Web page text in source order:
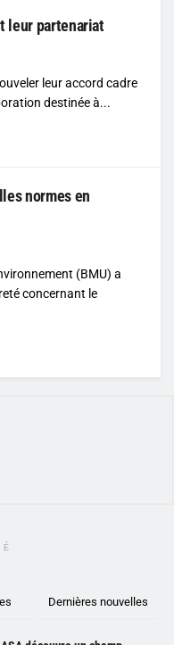
leur partenariat
leur accord cadre
destinée à...
normes en
(BMU) a
concernant le
Dernières nouvelles